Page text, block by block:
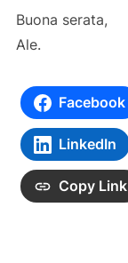
Buona serata,
Ale.
Facebook
LinkedIn
Copy Link